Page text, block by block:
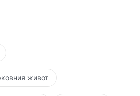
живот